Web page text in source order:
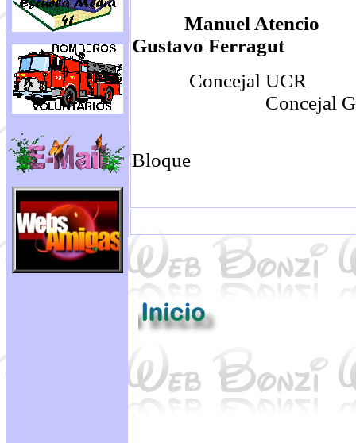
Gustavo Ferragut
Concejal
Concejal
Bloque